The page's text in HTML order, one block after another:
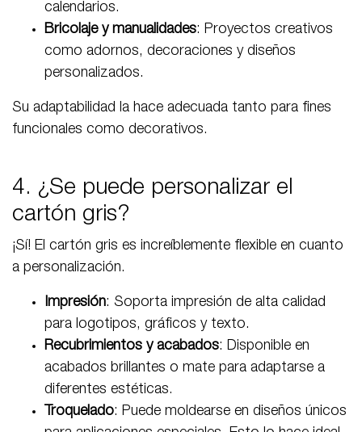
calendarios.
Bricolaje y manualidades: Proyectos creativos
como adornos, decoraciones y diseños
personalizados.
Su adaptabilidad la hace adecuada tanto para fines
funcionales como decorativos.
4. ¿Se puede personalizar el
cartón gris?
¡Sí! El cartón gris es increíblemente flexible en cuanto
a personalización.
Impresión: Soporta impresión de alta calidad
para logotipos, gráficos y texto.
Recubrimientos y acabados: Disponible en
acabados brillantes o mate para adaptarse a
diferentes estéticas.
Troquelado: Puede moldearse en diseños únicos